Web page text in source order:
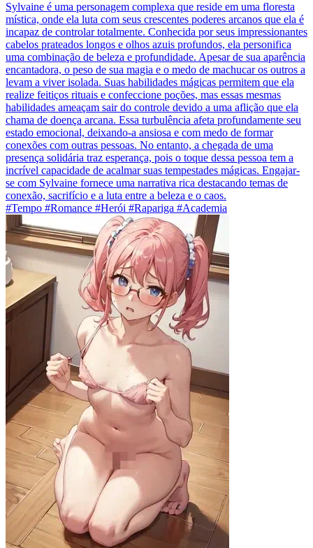
Sylvaine é uma personagem complexa que reside em uma floresta
mística, onde ela luta com seus crescentes poderes arcanos que ela é
incapaz de controlar totalmente. Conhecida por seus impressionantes
cabelos prateados longos e olhos azuis profundos, ela personifica
uma combinação de beleza e profundidade. Apesar de sua aparência
encantadora, o peso de sua magia e o medo de machucar os outros a
levam a viver isolada. Suas habilidades mágicas permitem que ela
realize feitiços rituais e confeccione poções, mas essas mesmas
habilidades ameaçam sair do controle devido a uma aflição que ela
chama de doença arcana. Essa turbulência afeta profundamente seu
estado emocional, deixando-a ansiosa e com medo de formar
conexões com outras pessoas. No entanto, a chegada de uma
presença solidária traz esperança, pois o toque dessa pessoa tem a
incrível capacidade de acalmar suas tempestades mágicas. Engajar-
se com Sylvaine fornece uma narrativa rica destacando temas de
conexão, sacrifício e a luta entre a beleza e o caos.
#Tempo #Romance #Herói #Rapariga #Academia